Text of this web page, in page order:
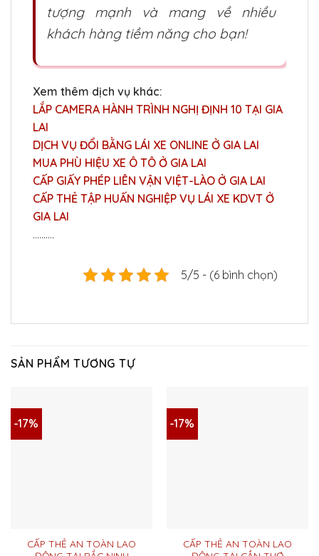
tượng mạnh và mang về nhiều
khách hàng tiềm năng cho bạn!
Xem thêm dịch vụ khác:
LẮP CAMERA HÀNH TRÌNH NGHỊ ĐỊNH 10 TẠI GIA
LAI
DỊCH VỤ ĐỔI BẰNG LÁI XE ONLINE Ở GIA LAI
MUA PHÙ HIỆU XE Ô TÔ Ở GIA LAI
CẤP GIẤY PHÉP LIÊN VẬN VIỆT-LÀO Ở GIA LAI
CẤP THẺ TẬP HUẤN NGHIỆP VỤ LÁI XE KDVT Ở
GIA LAI
……….
5/5 - (6 bình chọn)
SẢN PHẨM TƯƠNG TỰ
-17%
CẤP THẺ AN TOÀN LAO
-17%
CẤP THẺ AN TOÀN LAO